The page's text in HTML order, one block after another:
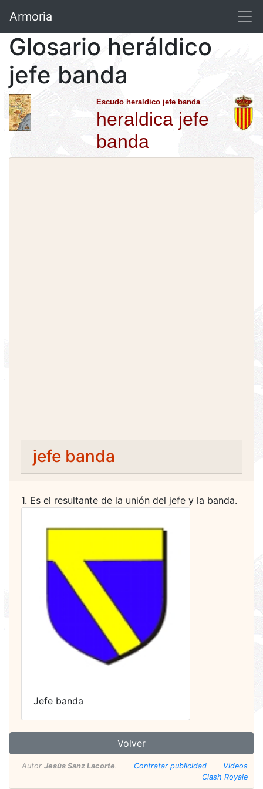
Armoria
Glosario heráldico
jefe banda
Escudo heraldico jefe banda
heraldica jefe
banda
jefe banda
1. Es el resultante de la unión del jefe y la banda.
Jefe banda
Volver
Autor Jesús Sanz Lacorte. Contratar publicidad
Videos
Clash Royale